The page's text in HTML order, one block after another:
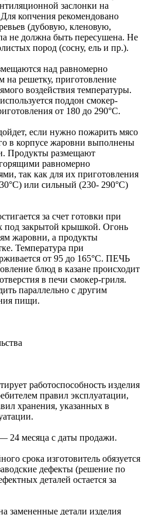
заслонки на
копчения рекомендовано
(дубовую, кленовую,
не должна быть пересушена. Не
пород (сосну, ель и пр.).
над равномерно
на решетку, приготовление
воздействия температуры.
поддон смокер-
от 180 до 290°С.
если нужно пожарить мясо
в корпусе жаровни выполнены
Продукты размещают
равномерно
так как для их приготовления
или сильный (230- 290°С)
за счет готовки при
под закрытой крышкой. Огонь
жаровни, а продукты
Температура при
от 95 до 165°С. ПЕЧЬ
блюд в казане происходит
в печи смокер-гриля.
параллельно с другим
пищи.
работоспособность изделия
правил эксплуатации,
хранения, указанных в
24 месяца с даты продажи.
срока изготовитель обязуется
дефекты (решение по
деталей остается за
замененные детали изделия